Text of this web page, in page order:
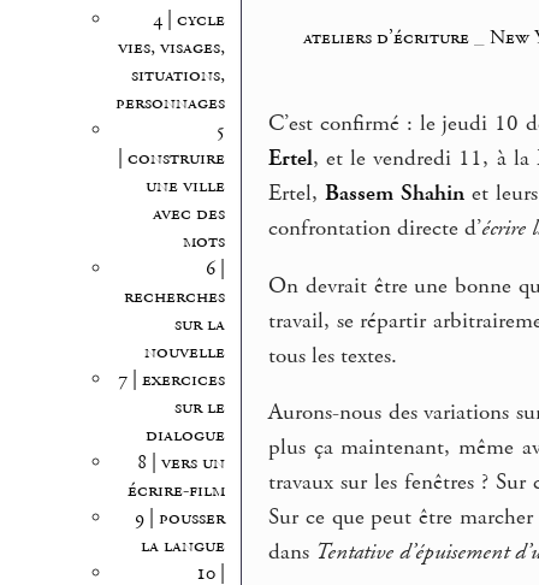
4 | cycle
vies, visages,
situations,
personnages
5
| construire
une ville
avec des
mots
6 |
recherches
sur la
nouvelle
7 | exercices
sur le
dialogue
8 | vers un
écrire-film
9 | pousser
la langue
10 |
ateliers d’écriture_ New
C’est confirmé : le jeudi 10
Ertel, et le vendredi 11, à la
Ertel, Bassem Shahinet
confrontation directe d’écrire
On devrait être une bonne
travail, se répartir
tous les textes.
Aurons-nous des variations
plus ça maintenant, même
travaux sur les fenêtres ?
Sur ce que peut être marcher
dans Tentative d’épuisement